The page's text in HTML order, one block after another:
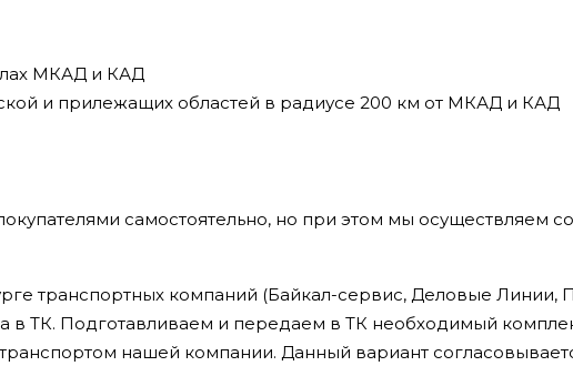
МКАД и КАД
и прилежащих областей в радиусе 200 км от МКАД и КАД
самостоятельно, но при этом мы осуществляем
транспортных компаний (Байкал-сервис, Деловые Линии,
в ТК. Подготавливаем и передаем в ТК необходимый
нашей компании. Данный вариант